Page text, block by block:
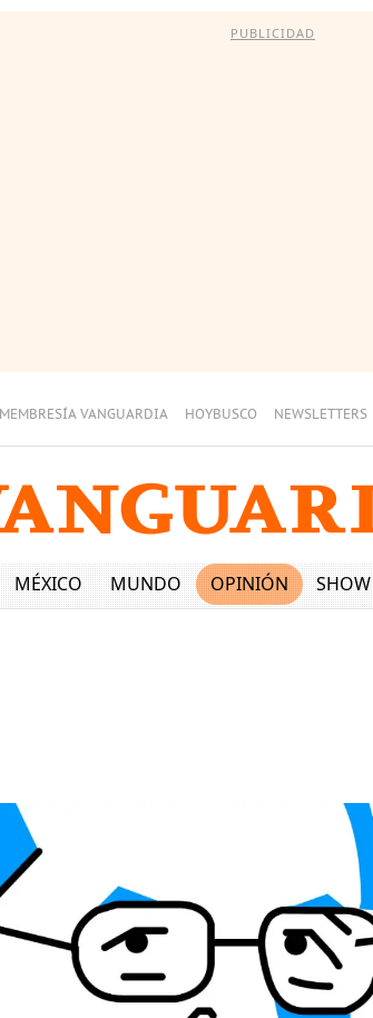
PUBLICIDAD
MEMBRESÍA VANGUARDIA HOYBUSCO NEWSLETTERS
MÉXICO MUNDO OPINIÓN SHOW